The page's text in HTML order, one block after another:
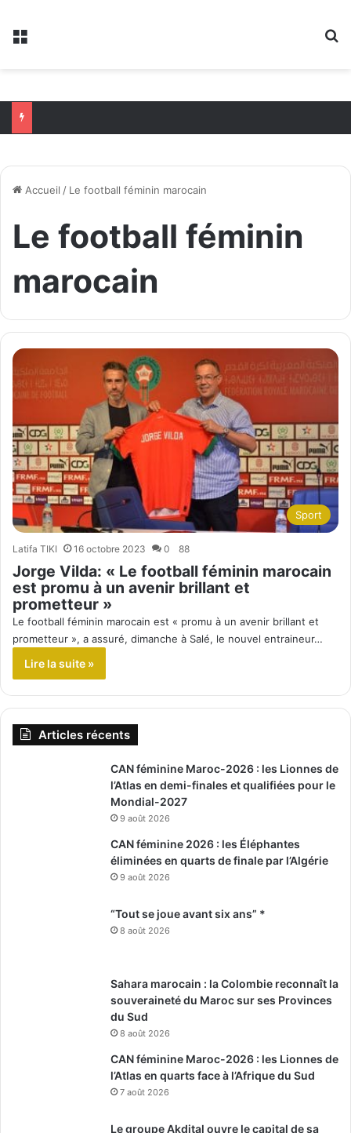
Menu
Accueil / Le football féminin marocain
Le football féminin
marocain
Sport
Latifa TIKI 16 octobre 2023 0 88
Jorge Vilda: « Le football féminin marocain
est promu à un avenir brillant et
prometteur »
Le football féminin marocain est « promu à un avenir brillant et
prometteur », a assuré, dimanche à Salé, le nouvel entraineur…
Lire la suite »
Articles récents
CAN féminine Maroc-2026 : les Lionnes de
l’Atlas en demi-finales et qualifiées pour le
Mondial-2027
9 août 2026
CAN féminine 2026 : les Éléphantes
éliminées en quarts de finale par l’Algérie
9 août 2026
“Tout se joue avant six ans” *
8 août 2026
Sahara marocain : la Colombie reconnaît la
souveraineté du Maroc sur ses Provinces
du Sud
8 août 2026
CAN féminine Maroc-2026 : les Lionnes de
l’Atlas en quarts face à l’Afrique du Sud
7 août 2026
Le groupe Akdital ouvre le capital de sa